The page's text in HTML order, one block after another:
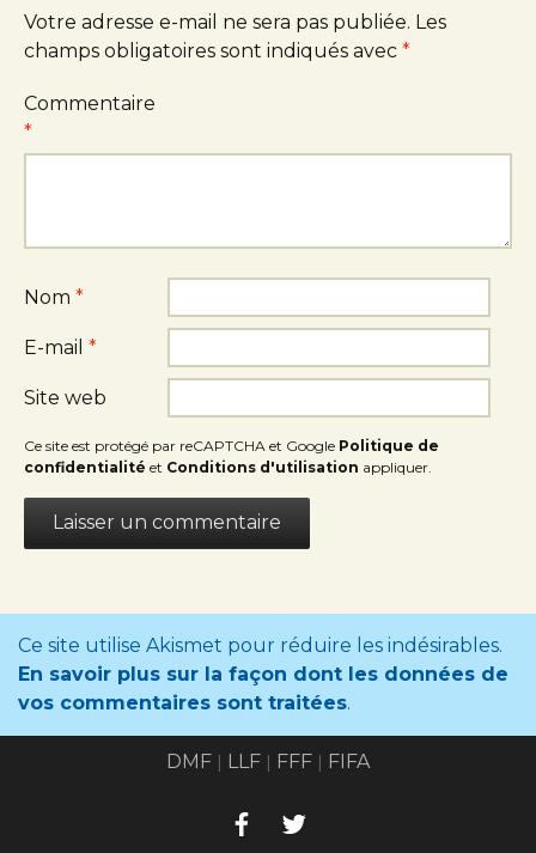
Votre adresse e-mail ne sera pas publiée. Les
champs obligatoires sont indiqués avec *
Commentaire
*
Nom *
E-mail *
Site web
Ce site est protégé par reCAPTCHA et Google Politique de
confidentialité et Conditions d'utilisation appliquer.
Ce site utilise Akismet pour réduire les indésirables.
En savoir plus sur la façon dont les données de
vos commentaires sont traitées.
DMF | LLF | FFF | FIFA